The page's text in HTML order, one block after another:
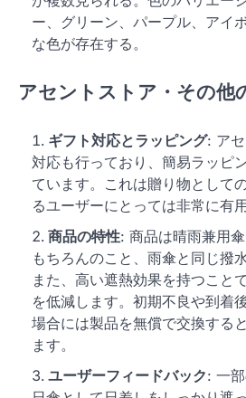
ー、グリーン、パープル、アイ
な色が存在する。
アセントストア・その他
ギフト対応とラッピング: ア
対応も行っており、簡易ラッピ
ています。これは贈り物として
るユーザーにとっては非常に有
商品の特性: 商品は晴雨兼用
もちろんのこと、雨傘と同じ撥
また、高い遮熱効果を持つこと
を低減します。初期不良や到着
場合には製品を無償で交換する
ます。
ユーザーフィードバック: 一